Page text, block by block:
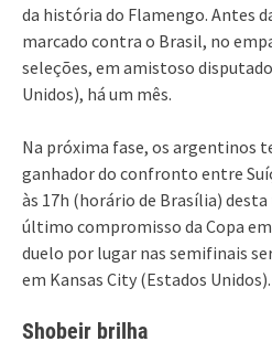
da história do Flamengo. Antes
marcado contra o Brasil, no
seleções, em amistoso
Unidos), há um mês.
Na próxima fase, os argentinos
ganhador do confronto entre
às 17h (horário de Brasília)
último compromisso da Copa
duelo por lugar nas semifinais
em Kansas City (Estados Unidos).
Shobeir brilha